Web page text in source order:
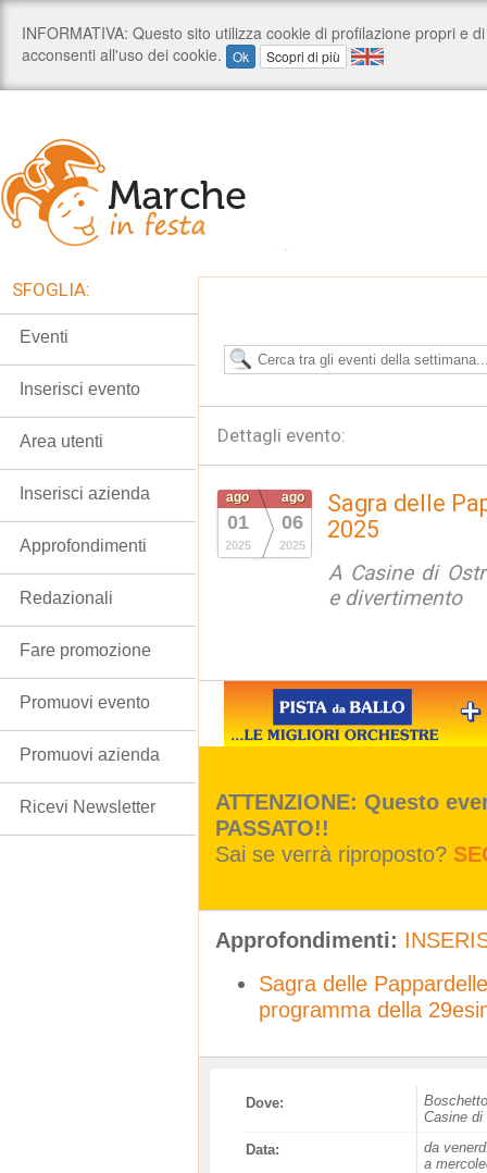
Dettagli evento:
ago
01
2025
ago
06
2025
Sagra delle
2025
A Casine di
e divertimento
ATTENZIONE: Questo
PASSATO!!
Sai se verrà riproposto?
Approfondimenti:
Sagra delle
programma della
Dove:
Boschetto
Casine di
Data:
da
a
SFOGLIA:
Eventi
Inserisci evento
Area utenti
Inserisci azienda
Approfondimenti
Redazionali
Fare promozione
Promuovi evento
Promuovi azienda
Ricevi Newsletter